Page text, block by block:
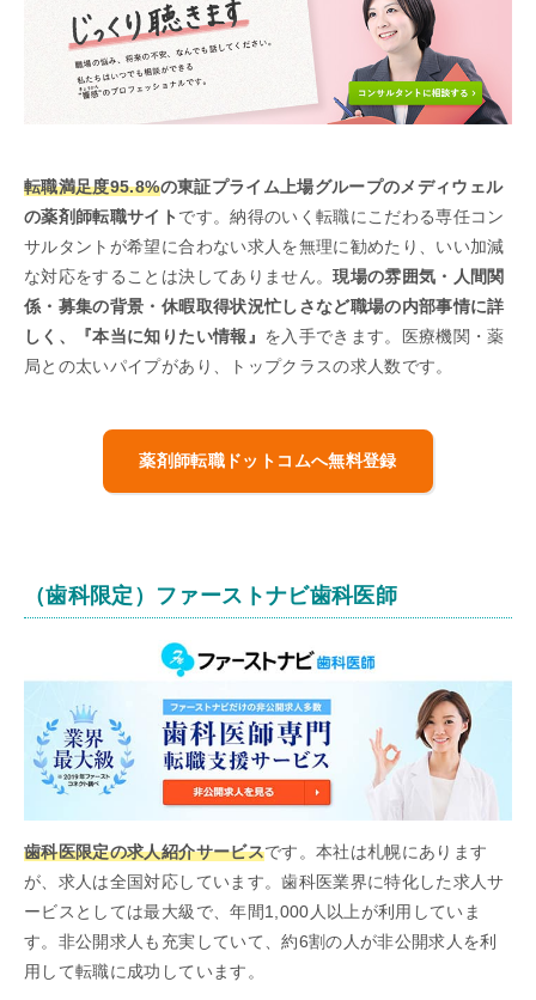
転職満足度95.8%の東証プライム上場グループのメディウェル
の薬剤師転職サイト です。納得のいく転職にこだわる専任コン
サルタントが希望に合わない求人を無理に勧めたり、いい加減
な対応をすることは決してありません。現場の雰囲気・人間関
係・募集の背景・休暇取得状況忙しさなど職場の内部事情に詳
しく、『本当に知りたい情報』 を入手できます。医療機関・薬
局との太いパイプがあり、トップクラスの求人数です。
薬剤師転職ドットコムへ無料登録
（歯科限定）ファーストナビ歯科医師
歯科医限定の求人紹介サービスです。本社は札幌にあります
が、求人は全国対応しています。歯科医業界に特化した求人サ
ービスとしては最大級で、年間1,000人以上が利用していま
す。非公開求人も充実していて、約6割の人が非公開求人を利
用して転職に成功しています。